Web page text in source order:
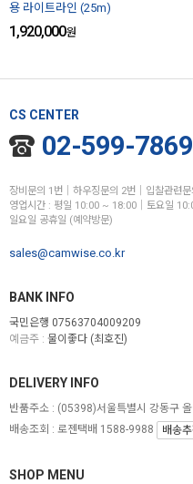
용 라이트라인 (25m)
1,920,000원
CS CENTER
02-599-7869
장비문의 1번│하우징문의 2번│입찰관련문
영업시간 : 평일 10:00 ~ 18:00│토요일
일요일 공휴일 (예약방문)
sales@camwise.co.kr
BANK INFO
국민은행 07563704009209
예금주 : 물이좋다 (최호진)
SHOP MENU
DELIVERY INFO
반품주소 : (05398)서울특별시 강동구
배송조회 : 로젠택배 1588-9988
배송추